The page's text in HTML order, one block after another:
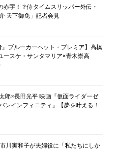
赤字！？侍タイムスリッパー外伝・
天下御免」記者会見
』ブルーカーペット・プレミア】高橋
ースケ・サンタマリア×青木崇高
郎×長田光平 映画『仮面ライダーゼ
ンインフィニティ』【夢を叶える！
川実和子が夫婦役に「私たちにしか